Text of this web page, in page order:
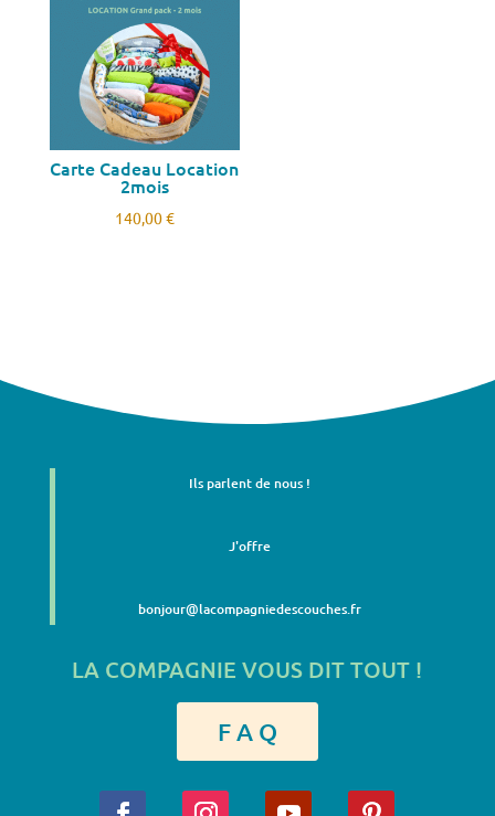
Carte Cadeau Location
2mois
140,00€
Ils parlent de nous !
J'offre
bonjour@lacompagniedescouches.fr
LA COMPAGNIE VOUS DIT TOUT !
F A Q